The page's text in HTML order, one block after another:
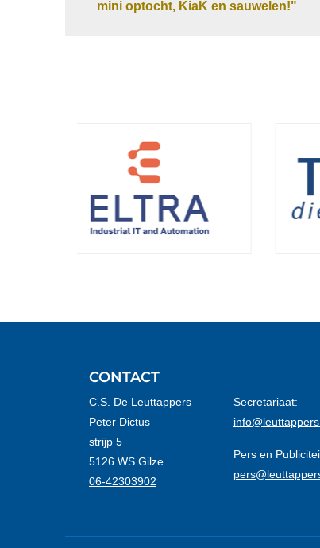
mini optocht, KiaK en sauwelen!"
CONTACT
C.S. De Leuttappers
Peter Dictus
strijp 5
5126 WS Gilze
06-42303902
Secretariaat:
Pers en